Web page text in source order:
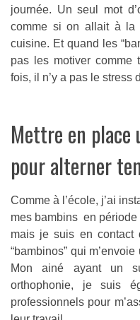
journée. Un seul mot
comme si on allait à la
cuisine. Et quand les
pas les motiver comme
fois, il n’y a pas le stress
Mettre en place
pour alterner
Comme à l’école, j’ai
mes bambins en période
mais je suis en contact
“bambinos” qui
Mon ainé ayant un
orthophonie, je suis
professionnels pour